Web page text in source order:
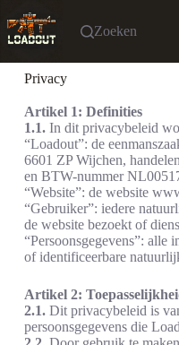
Zoeken
Privacy
Artikel 1: Definities
1.1.In dit privacybeleid
“Loadout”: de
6601 ZP Wijchen,
en BTW-nummer
“Website”: de website
“Gebruiker”: iedere
de website bezoekt of
“Persoonsgegevens”: alle
of identificeerbare
Artikel 2:
2.1.Dit privacybeleid is
persoonsgegevens die